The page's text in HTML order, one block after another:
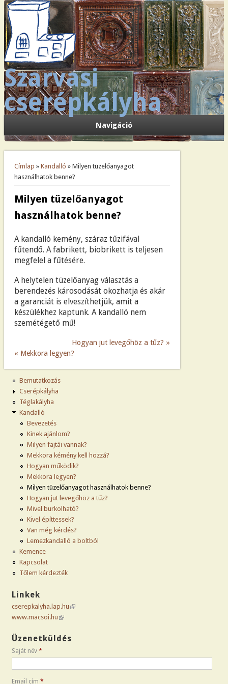
Szarvasi
cserépkályha
Navigáció
Jelenlegi hely
Címlap » Kandalló » Milyen tüzelőanyagot
használhatok benne?
Milyen tüzelőanyagot
használhatok benne?
A kandalló kemény, száraz tűzifával
fűtendő. A fabrikett, biobrikett is teljesen
megfelel a fűtésére.
A helytelen tüzelőanyag választás a
berendezés károsodását okozhatja és akár
a garanciát is elveszíthetjük, amit a
készülékhez kaptunk. A kandalló nem
szemétégető mű!
Hogyan jut levegőhöz a tűz?
Mekkora legyen?
Bemutatkozás
Cserépkályha
Téglakályha
Kandalló
Bevezetés
Kinek ajánlom?
Milyen fajtái vannak?
Mekkora kémény kell hozzá?
Hogyan működik?
Mekkora legyen?
Milyen tüzelőanyagot használhatok benne?
Hogyan jut levegőhöz a tűz?
Mivel burkolható?
Kivel építtessek?
Van még kérdés?
Lemezkandalló a boltból
Kemence
Kapcsolat
Tőlem kérdezték
Linkek
cserepkalyha.lap.hu (link is external)
www.macsoi.hu (link is external)
Üzenetküldés
Saját név*
Email cím*